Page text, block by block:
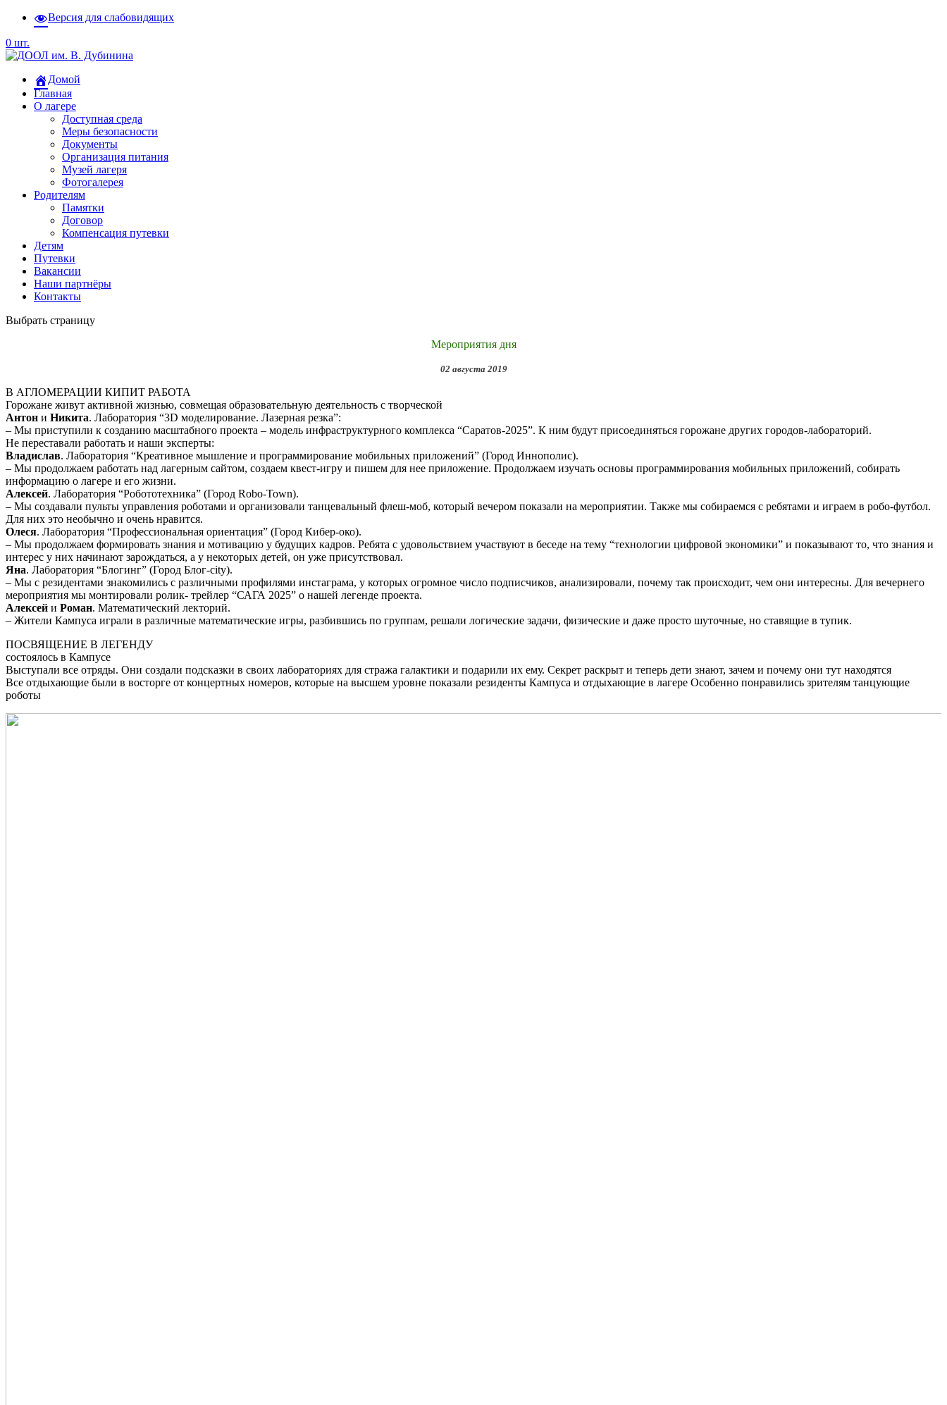
Версия для слабовидящих
0 шт.
Домой
Главная
О лагере
Доступная среда
Меры безопасности
Документы
Организация питания
Музей лагеря
Фотогалерея
Родителям
Памятки
Договор
Компенсация путевки
Детям
Путевки
Вакансии
Наши партнёры
Контакты
Выбрать страницу
Мероприятия дня
02 августа 2019
В АГЛОМЕРАЦИИ КИПИТ РАБОТА
Горожане живут активной жизнью, совмещая образовательную деятельность с творческой
Антон и Никита. Лаборатория “3D моделирование. Лазерная резка”:
– Мы приступили к созданию масштабного проекта – модель инфраструктурного комплекса “Саратов-2025”. К ним будут присоединяться горожане других городов-лабораторий.
Не переставали работать и наши эксперты:
Владислав. Лаборатория “Креативное мышление и программирование мобильных приложений” (Город Иннополис).
– Мы продолжаем работать над лагерным сайтом, создаем квест-игру и пишем для нее приложение. Продолжаем изучать основы программирования мобильных приложений, собирать
информацию о лагере и его жизни.
Алексей. Лаборатория “Робототехника” (Город Robo-Town).
– Мы создавали пульты управления роботами и организовали танцевальный флеш-моб, который вечером показали на мероприятии. Также мы собираемся с ребятами и играем в робо-футбол.
Для них это необычно и очень нравится.
Олеся. Лаборатория “Профессиональная ориентация” (Город Кибер-око).
– Мы продолжаем формировать знания и мотивацию у будущих кадров. Ребята с удовольствием участвуют в беседе на тему “технологии цифровой экономики” и показывают то, что знания и
интерес у них начинают зарождаться, а у некоторых детей, он уже присутствовал.
Яна. Лаборатория “Блогинг” (Город Блог-city).
– Мы с резидентами знакомились с различными профилями инстаграма, у которых огромное число подписчиков, анализировали, почему так происходит, чем они интересны. Для вечернего
мероприятия мы монтировали ролик- трейлер “САГА 2025” о нашей легенде проекта.
Алексей и Роман. Математический лекторий.
– Жители Кампуса играли в различные математические игры, разбившись по группам, решали логические задачи, физические и даже просто шуточные, но ставящие в тупик.
ПОСВЯЩЕНИЕ В ЛЕГЕНДУ
состоялось в Кампусе
Выступали все отряды. Они создали подсказки в своих лабораториях для стража галактики и подарили их ему. Секрет раскрыт и теперь дети знают, зачем и почему они тут находятся
Все отдыхающие были в восторге от концертных номеров, которые на высшем уровне показали резиденты Кампуса и отдыхающие в лагере Особенно понравились зрителям танцующие
роботы